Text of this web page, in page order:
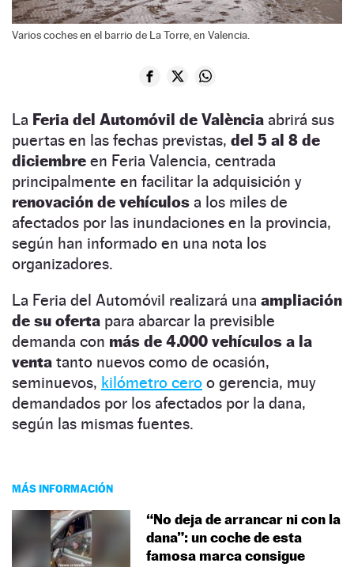
Varios coches en el barrio de La Torre, en Valencia.
La Feria del Automóvil de València abrirá sus
puertas en las fechas previstas, del 5 al 8 de
diciembre en Feria Valencia, centrada
principalmente en facilitar la adquisición y
renovación de vehículos a los miles de
afectados por las inundaciones en la provincia,
según han informado en una nota los
organizadores.
La Feria del Automóvil realizará una ampliación
de su oferta para abarcar la previsible
demanda con más de 4.000 vehículos a la
venta tanto nuevos como de ocasión,
seminuevos, kilómetro cero o gerencia, muy
demandados por los afectados por la dana,
según las mismas fuentes.
MÁS INFORMACIÓN
“No deja de arrancar ni con la
dana”: un coche de esta
famosa marca consigue